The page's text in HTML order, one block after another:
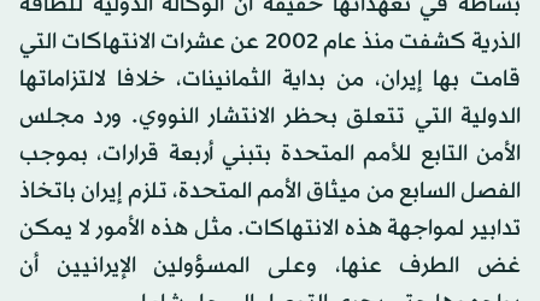
الذرية كشفت منذ عام 2002 عن عشرات الانتهاكات التي
قامت بها إيران، من بداية الثمانينات، خلافا لالتزاماتها
الدولية التي تتعلق بحظر الانتشار النووي. ورد مجلس
الأمن التابع للأمم المتحدة بتبني أربعة قرارات، بموجب
الفصل السابع من ميثاق الأمم المتحدة، تلزم إيران باتخاذ
تدابير لمواجهة هذه الانتهاكات. مثل هذه الأمور لا يمكن
غض الطرف عنها، وعلى المسؤولين الإيرانيين أن